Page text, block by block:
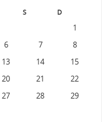
S D
1
6 7
8
13 14
15
20 21
22
27 28
29